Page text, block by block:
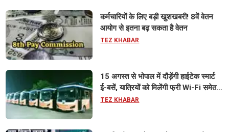
कर्मचारियों के लिए बड़ी खुशखबरी! 8वें वेतन
आयोग से इतना बढ़ सकता है वेतन
TEZ KHABAR
15 अगस्त से भोपाल में दौड़ेंगी हाईटेक स्मार्ट
ई-बसें, यात्रियों को मिलेंगी फ्री Wi-Fi समेत
आधुनिक सुविधा
TEZ KHABAR